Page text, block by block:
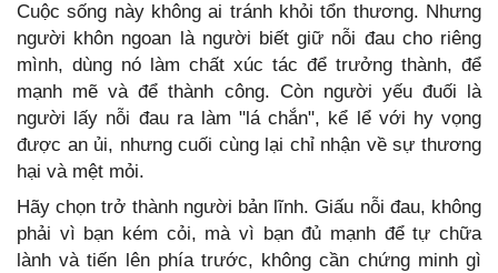
Cuộc sống này không ai tránh khỏi tổn thương. Nhưng
người khôn ngoan là người biết giữ nỗi đau cho riêng
mình, dùng nó làm chất xúc tác để trưởng thành, để
mạnh mẽ và để thành công. Còn người yếu đuối là
người lấy nỗi đau ra làm "lá chắn", kể lể với hy vọng
được an ủi, nhưng cuối cùng lại chỉ nhận về sự thương
hại và mệt mỏi.
Hãy chọn trở thành người bản lĩnh. Giấu nỗi đau, không
phải vì bạn kém cỏi, mà vì bạn đủ mạnh để tự chữa
lành và tiến lên phía trước, không cần chứng minh gì